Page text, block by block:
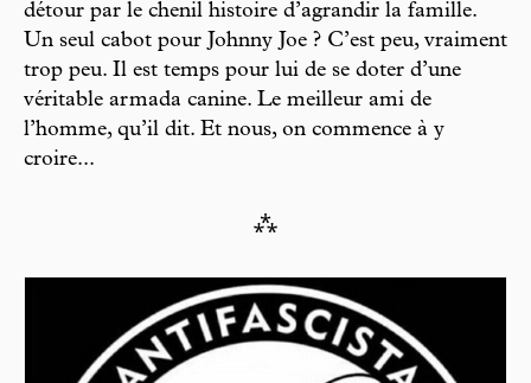
détour par le chenil histoire d’agrandir la famille.
Un seul cabot pour Johnny Joe ? C’est peu, vraiment
trop peu. Il est temps pour lui de se doter d’une
véritable armada canine. Le meilleur ami de
l’homme, qu’il dit. Et nous, on commence à y
croire...
⁂